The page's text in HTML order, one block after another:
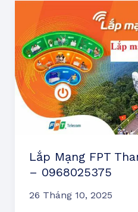
Lắp Mạng FPT
– 0968025375
26 Tháng 10, 2025
Mạng
FPT
Thanh
Khê
Đà
Nẵng
–
0968025375